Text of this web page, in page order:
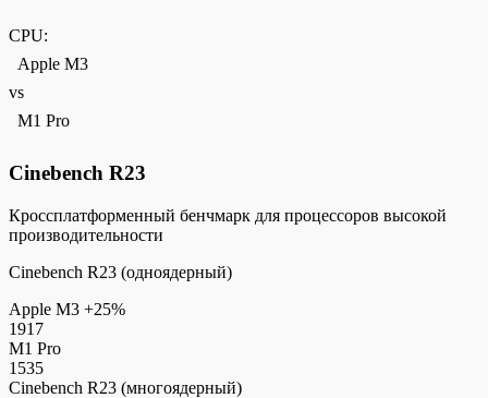
CPU:
Apple M3
vs
M1 Pro
Cinebench R23
Кроссплатформенный бенчмарк для процессоров высокой
производительности
Cinebench R23 (одноядерный)
Apple M3 +25%
1917
M1 Pro
1535
Cinebench R23 (многоядерный)